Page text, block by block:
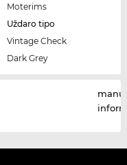
Moterims
Uždaro tipo
Vintage Check
Dark Grey